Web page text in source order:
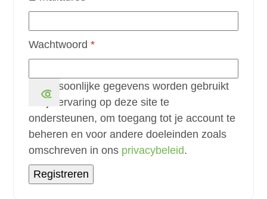
Wachtwoord*Vereist
Je persoonlijke gegevens worden gebruikt
om je ervaring op deze site te
ondersteunen, om toegang tot je account te
beheren en voor andere doeleinden zoals
omschreven in ons privacybeleid.
Registreren